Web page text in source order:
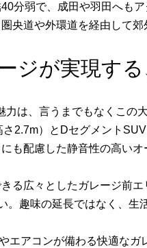
分弱で、成田や羽田へも
央道や外環道を経由して郊
ジが実現す
は、言うまでもなくこの
2.7m）とDセグメント
も配慮した静音性の高い
る広々としたガレージ前
。趣味の延長ではなく、
エアコンが備わる快適な